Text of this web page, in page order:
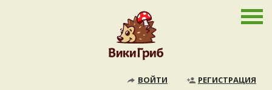
ВОЙТИ РЕГИСТРАЦИЯ